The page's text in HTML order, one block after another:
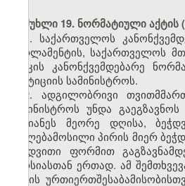
მუხლი 19. ნორმატიული აქტის
1. საქართველოს
პარლამენტის, საქართველოს
ბანკის კანონქვემდებარე
იუსტიციის სამინისტროს.
2. ადგილობრივი
სამინისტროს უნდა
უგვიანეს მეორე დღისა,
უფლებამოსილი პირის მიერ
ბეჭდვითი ფორმით
ვერსიასთან ერთად. ამ
აქტის